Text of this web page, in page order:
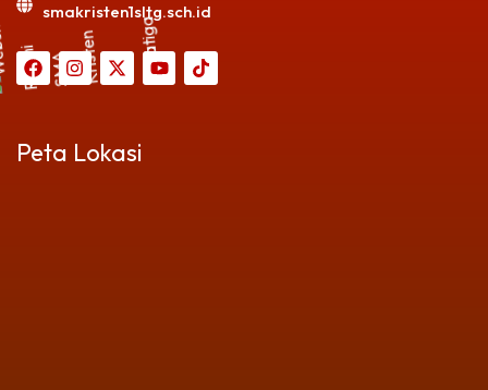
smakristen1sltg.sch.id
Peta Lokasi